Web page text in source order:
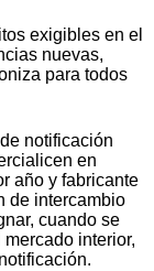
exigibles en el
nuevas,
para todos
notificación
en
año y fabricante
de intercambio
cuando se
interior,